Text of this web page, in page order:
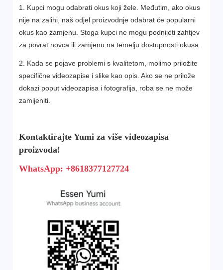
1. Kupci mogu odabrati okus koji žele. Međutim, ako okus
nije na zalihi, naš odjel proizvodnje odabrat će popularni
okus kao zamjenu. Stoga kupci ne mogu podnijeti zahtjev
za povrat novca ili zamjenu na temelju dostupnosti okusa.
2. Kada se pojave problemi s kvalitetom, molimo priložite
specifične videozapise i slike kao opis. Ako se ne prilože
dokazi poput videozapisa i fotografija, roba se ne može
zamijeniti.
Kontaktirajte Yumi za više videozapisa
proizvoda!
WhatsApp: +8618377127724